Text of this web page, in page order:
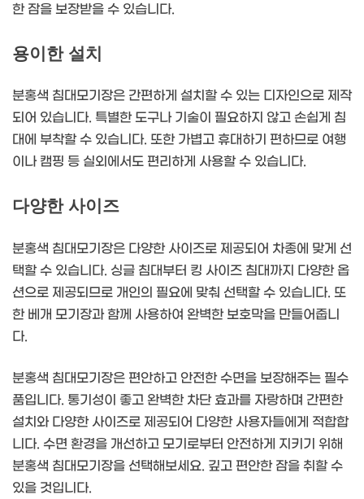
한 잠을 보장받을 수 있습니다.
용이한 설치
분홍색 침대모기장은 간편하게 설치할 수 있는 디자인으로 제작
되어 있습니다. 특별한 도구나 기술이 필요하지 않고 손쉽게 침
대에 부착할 수 있습니다. 또한 가볍고 휴대하기 편하므로 여행
이나 캠핑 등 실외에서도 편리하게 사용할 수 있습니다.
다양한 사이즈
분홍색 침대모기장은 다양한 사이즈로 제공되어 차종에 맞게 선
택할 수 있습니다. 싱글 침대부터 킹 사이즈 침대까지 다양한 옵
션으로 제공되므로 개인의 필요에 맞춰 선택할 수 있습니다. 또
한 베개 모기장과 함께 사용하여 완벽한 보호막을 만들어줍니
다.
분홍색 침대모기장은 편안하고 안전한 수면을 보장해주는 필수
품입니다. 통기성이 좋고 완벽한 차단 효과를 자랑하며 간편한
설치와 다양한 사이즈로 제공되어 다양한 사용자들에게 적합합
니다. 수면 환경을 개선하고 모기로부터 안전하게 지키기 위해
분홍색 침대모기장을 선택해보세요. 깊고 편안한 잠을 취할 수
있을 것입니다.